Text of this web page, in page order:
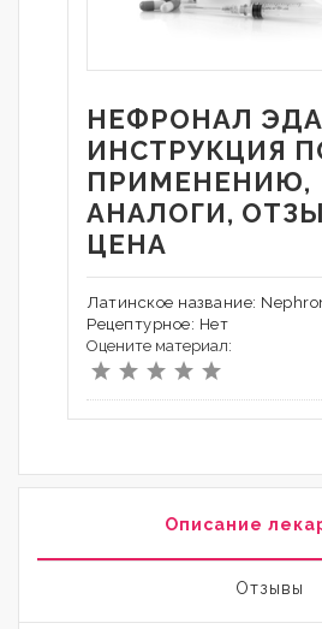
НЕФРОНАЛ
ИНСТРУКЦИЯ
ПРИМЕНЕНИЮ,
АНАЛОГИ,
ЦЕНА
Латинское название:
Рецептурное: Нет
Оцените материал:
Описание
Отзывы